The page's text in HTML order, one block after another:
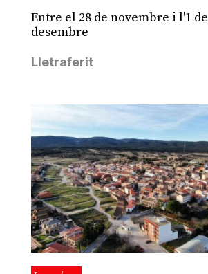
Entre el 28 de novembre i l'1 de
desembre
Lletraferit